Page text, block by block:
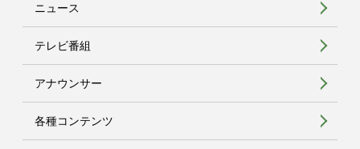
ニュース
テレビ番組
アナウンサー
各種コンテンツ